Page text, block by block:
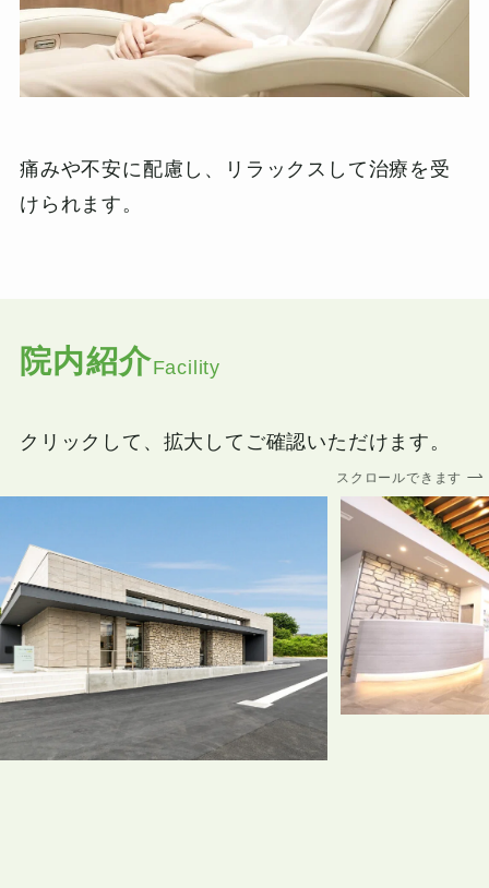
痛みや不安に配慮し、リラックスして治療を受
けられます。
院内紹介Facility
クリックして、拡大してご確認いただけます。
スクロールできます